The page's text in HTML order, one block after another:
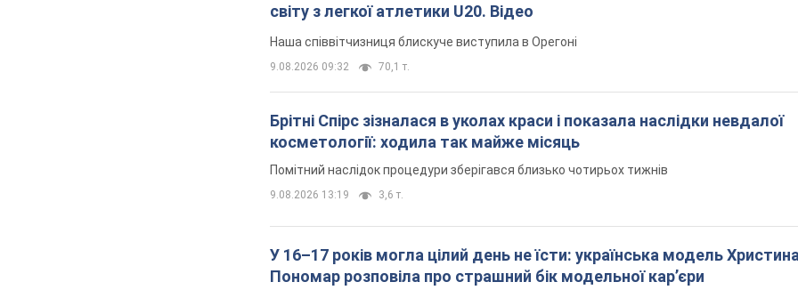
світу з легкої атлетики U20. Відео
Наша співвітчизниця блискуче виступила в Орегоні
9.08.2026 09:32 70,1 т.
Брітні Спірс зізналася в уколах краси і показала наслідки невдалої
косметології: ходила так майже місяць
Помітний наслідок процедури зберігався близько чотирьох тижнів
9.08.2026 13:19 3,6 т.
У 16–17 років могла цілий день не їсти: українська модель
Пономар розповіла про страшний бік модельної кар’єри